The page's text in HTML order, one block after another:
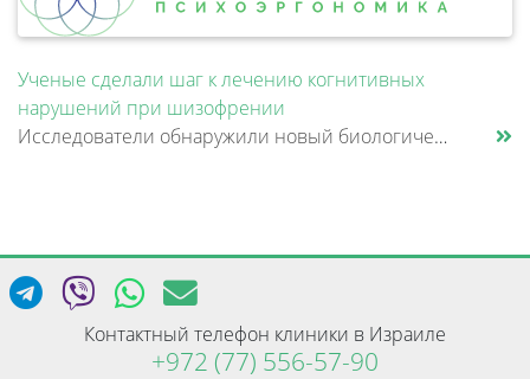
Ученые сделали шаг к лечению когнитивных
нарушений при шизофрении
Исследователи обнаружили новый биологический механизм, который может быть связан с нарушением памяти и внимания при шизо......
Контактный телефон клиники в Израиле
+972 (77) 556-57-90